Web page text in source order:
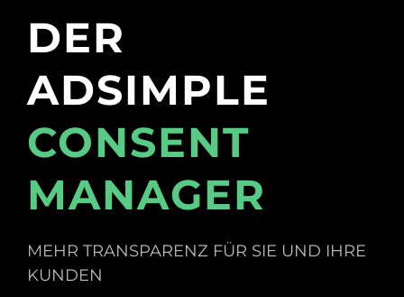
DER
ADSIMPLE
CONSENT
MANAGER
MEHR TRANSPARENZ FÜR SIE UND IHRE
KUNDEN